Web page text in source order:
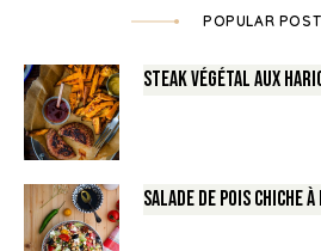
POPULAR
Steak végétal aux
Salade de Pois chiche